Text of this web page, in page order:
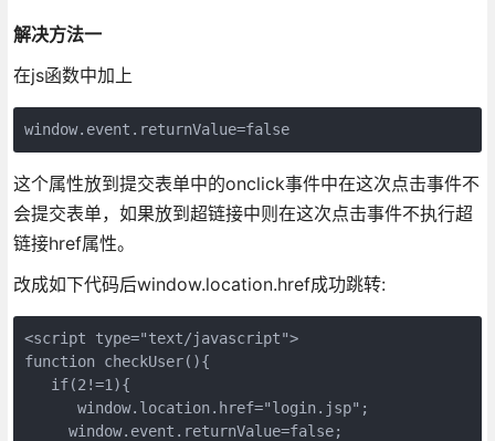
解决方法一
在js函数中加上
window.event.returnValue=false
这个属性放到提交表单中的onclick事件中在这次点击事件不
会提交表单，如果放到超链接中则在这次点击事件不执行超
链接href属性。
改成如下代码后window.location.href成功跳转:
<script type="text/javascript">
function checkUser(){
   if(2!=1){
      window.location.href="login.jsp";
     window.event.returnValue=false;